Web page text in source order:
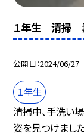
１年生 清掃
公開日 2024/06/27
１年生
清掃中、手洗い
姿を見つけました